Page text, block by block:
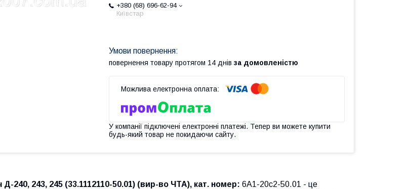
+380 (68) 696-62-94
Київстар
повернення товару протягом 14 днів за домовленістю
У компанії підключені електронні платежі. Тепер ви можете купити
будь-який товар не покидаючи сайту.
Д-240, 243, 245 (33.1112110-50.01) (вир-во ЧТА), кат. номер: 6А1-20с2-50.01 - це